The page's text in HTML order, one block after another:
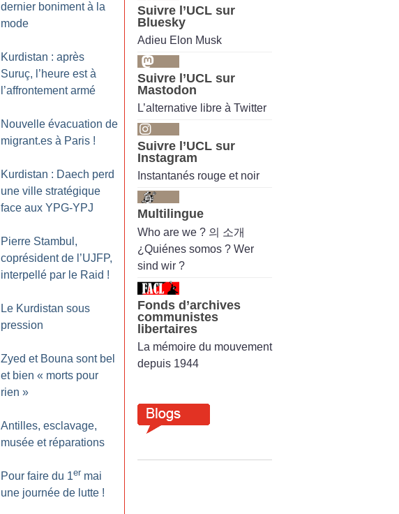
dernier boniment à la
mode
Kurdistan : après
Suruç, l’heure est à
l’affrontement armé
Nouvelle évacuation de
migrant.es à Paris !
Kurdistan : Daech perd
une ville stratégique
face aux YPG-YPJ
Pierre Stambul,
coprésident de l’UJFP,
interpellé par le Raid !
Le Kurdistan sous
pression
Zyed et Bouna sont bel
et bien « morts pour
rien »
Antilles, esclavage,
musée et réparations
Pour faire du 1er mai
une journée de lutte !
Suivre l’UCL sur
Bluesky
Adieu Elon Musk
Suivre l’UCL sur
Mastodon
L’alternative libre à Twitter
Suivre l’UCL sur
Instagram
Instantanés rouge et noir
Multilingue
Who are we ? 의 소개
¿Quiénes somos ? Wer
sind wir ?
Fonds d’archives
communistes
libertaires
La mémoire du mouvement
depuis 1944